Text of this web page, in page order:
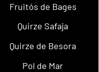
Fruitós de Bages
Quirze Safaja
Quirze de Besora
Pol de Mar